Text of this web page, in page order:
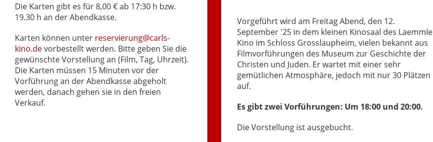
Die Karten gibt es für 8,00 € ab 17:30 h bzw.
19.30 h an der Abendkasse.
Karten können unter reservierung@carls-
kino.devorbestellt werden. Bitte geben Sie die
gewünschte Vorstellung an (Film, Tag, Uhrzeit).
Die Karten müssen 15 Minuten vor der
Vorführung an der Abendkasse abgeholt
werden, danach gehen sie in den freien
Verkauf.
Vorgeführt wird am Freitag Abend, den 12.
September '25 in dem kleinen Kinosaal des Laemmle
Kino im Schloss Grosslaupheim, vielen bekannt aus
Filmvorführungen des Museum zur Geschichte der
Christen und Juden. Er wartet mit einer sehr
gemütlichen Atmosphäre, jedoch mit nur 30 Plätzen
auf.
Es gibt zwei Vorführungen: Um 18:00 und 20:00.
Die Vorstellung ist ausgebucht.